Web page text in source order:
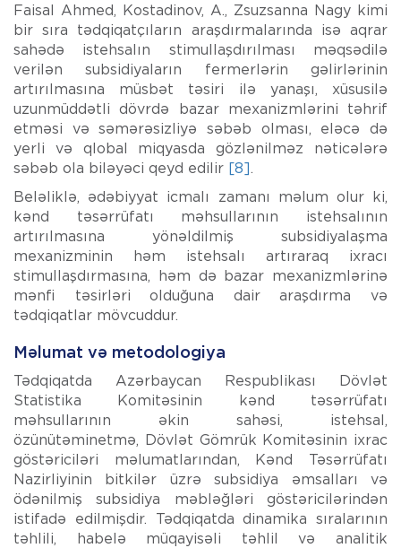
Faisal Ahmed, Kostadinov, A., Zsuzsanna Nagy kimi
bir sıra tədqiqatçıların araşdırmalarında isə aqrar
sahədə istehsalın stimullaşdırılması məqsədilə
verilən subsidiyaların fermerlərin gəlirlərinin
artırılmasına müsbət təsiri ilə yanaşı, xüsusilə
uzunmüddətli dövrdə bazar mexanizmlərini təhrif
etməsi və səmərəsizliyə səbəb olması, eləcə də
yerli və qlobal miqyasda gözlənilməz nəticələrə
səbəb ola biləyəci qeyd edilir [8].
Beləliklə, ədəbiyyat icmalı zamanı məlum olur ki,
kənd təsərrüfatı məhsullarının istehsalının
artırılmasına yönəldilmiş subsidiyalaşma
mexanizminin həm istehsalı artıraraq ixracı
stimullaşdırmasına, həm də bazar mexanizmlərinə
mənfi təsirləri olduğuna dair araşdırma və
tədqiqatlar mövcuddur.
Məlumat və metodologiya
Tədqiqatda Azərbaycan Respublikası Dövlət
Statistika Komitəsinin kənd təsərrüfatı
məhsullarının əkin sahəsi, istehsal,
özünütəminetmə, Dövlət Gömrük Komitəsinin ixrac
göstəriciləri məlumatlarından, Kənd Təsərrüfatı
Nazirliyinin bitkilər üzrə subsidiya əmsalları və
ödənilmiş subsidiya məbləğləri göstəricilərindən
istifadə edilmişdir. Tədqiqatda dinamika sıralarının
təhlili, habelə müqayisəli təhlil və analitik